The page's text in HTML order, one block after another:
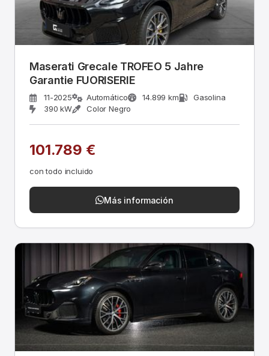
Maserati Grecale TROFEO 5 Jahre
Garantie FUORISERIE
11-2025 Automático 14.899 km
Gasolina
390 kW
Color Negro
101.789 €
con todo incluido
Más información